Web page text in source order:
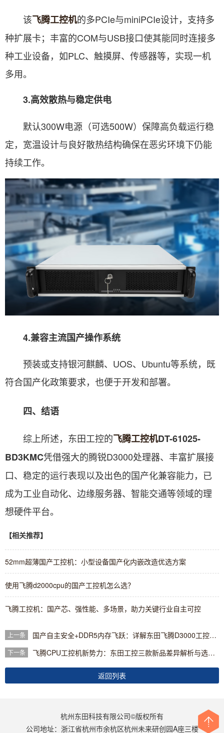
该飞腾工控机的多PCIe与miniPCIe设计，支持多
种扩展卡；丰富的COM与USB接口使其能同时连接多
种工业设备，如PLC、触摸屏、传感器等，实现一机
多用。
3.高效散热与稳定供电
默认300W电源（可选500W）保障高负载运行稳
定，宽温设计与良好散热结构确保在恶劣环境下仍能
持续工作。
4.兼容主流国产操作系统
预装或支持银河麒麟、UOS、Ubuntu等系统，既
符合国产化政策要求，也便于开发和部署。
四、结语
综上所述，东田工控的飞腾工控机DT-61025-
BD3KMC凭借强大的腾锐D3000处理器、丰富扩展接
口、稳定的运行表现以及出色的国产化兼容能力，已
成为工业自动化、边缘服务器、智能交通等领域的理
想硬件平台。
【相关推荐】
52mm超薄国产工控机：小型设备国产化内嵌改造优选方案
使用飞腾d2000cpu的国产工控机怎么选？
飞腾工控机：国产芯、强性能、多场景，助力关键行业自主可控
上一条 国产自主安全+DDR5内存飞跃：详解东田飞腾D3000工控机硬核实力
下一条 飞腾CPU工控机新势力：东田工控三款新品差异解析与选型指南
返回列表
杭州东田科技有限公司©版权所有
公司地址：浙江省杭州市余杭区杭州未来研创园A座三楼